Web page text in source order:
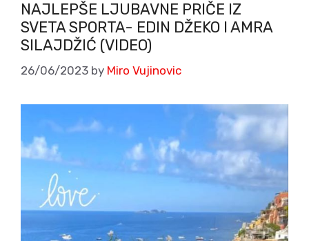
NAJLEPŠE LJUBAVNE PRIČE IZ
SVETA SPORTA- EDIN DŽEKO I AMRA
SILAJDŽIĆ (VIDEO)
26/06/2023 by Miro Vujinovic